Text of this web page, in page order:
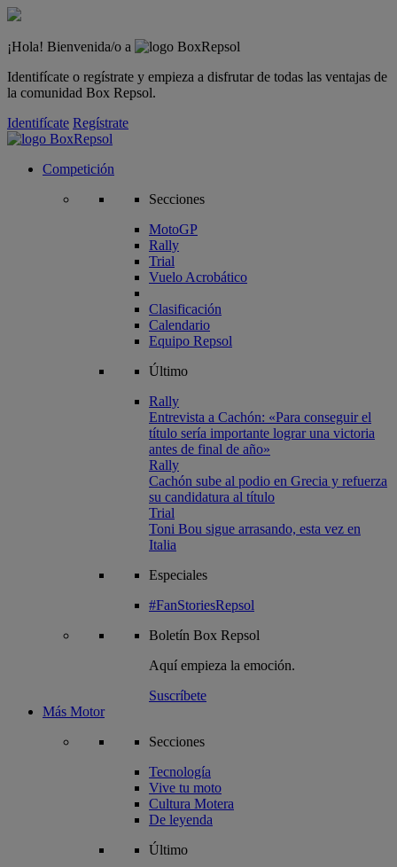
¡Hola! Bienvenida/o a
Identifícate o regístrate y empieza a disfrutar de todas las ventajas de
la comunidad Box Repsol.
Identifícate Regístrate
Competición
Secciones
MotoGP
Rally
Trial
Vuelo Acrobático
Clasificación
Calendario
Equipo Repsol
Último
Rally
Entrevista a Cachón: «Para conseguir el
título sería importante lograr una victoria
antes de final de año»
Rally
Cachón sube al podio en Grecia y refuerza
su candidatura al título
Trial
Toni Bou sigue arrasando, esta vez en
Italia
Especiales
#FanStoriesRepsol
Boletín Box Repsol
Aquí empieza la emoción.
Suscríbete
Más Motor
Secciones
Tecnología
Vive tu moto
Cultura Motera
De leyenda
Último